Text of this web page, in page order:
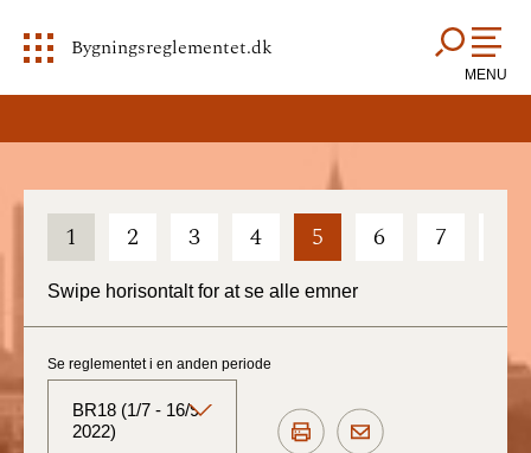
Bygningsreglementet.dk
MENU
1 2 3 4 5 6 7
Swipe horisontalt for at se alle emner
Se reglementet i en anden periode
BR18 (1/7 - 16/9
2022)